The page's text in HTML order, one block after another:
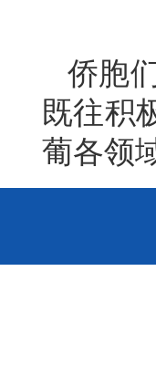
侨胞
既往积
葡各领